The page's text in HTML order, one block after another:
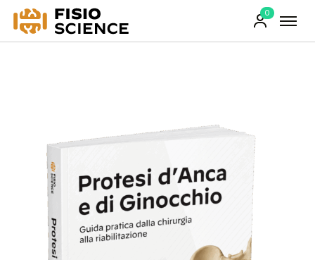
0
Prodotti